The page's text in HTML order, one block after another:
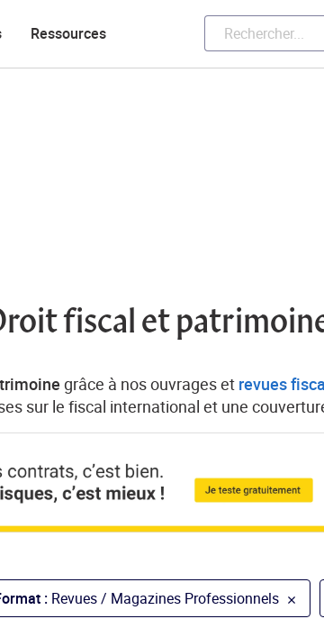
Ressources
fiscal et
grâce à nos ouvrages et revues
sur le fiscal international et une
: Revues / Magazines Professionnels